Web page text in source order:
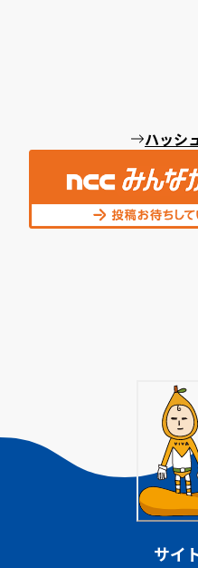
ハッシ
サイ